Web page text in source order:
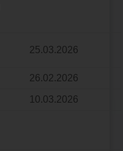
25.03.2026
26.02.2026
10.03.2026